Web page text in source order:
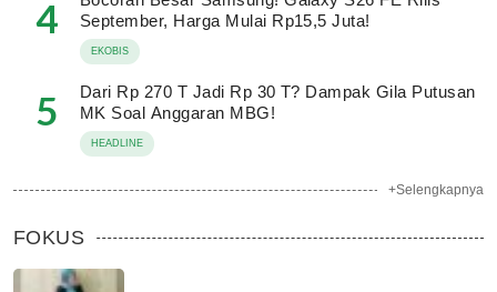
4
September, Harga Mulai Rp15,5 Juta!
EKOBIS
5
Dari Rp 270 T Jadi Rp 30 T? Dampak Gila Putusan
MK Soal Anggaran MBG!
HEADLINE
+Selengkapnya
FOKUS